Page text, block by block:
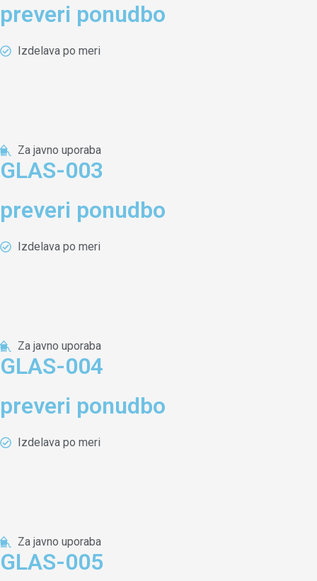
preveri ponudbo
Izdelava po meri
Za javno uporaba
GLAS-003
preveri ponudbo
Izdelava po meri
Za javno uporaba
GLAS-004
preveri ponudbo
Izdelava po meri
Za javno uporaba
GLAS-005